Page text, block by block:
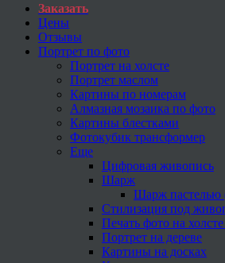
Заказать
Цены
Отзывы
Портрет по фото
Портрет на холсте
Портрет маслом
Картины по номерам
Алмазная мозаика по фото
Картины блестками
Фотокубик трансформер
Еще
Цифровая живопись
Шарж
Шарж пастелью
Стилизация под
Печать фото на
Портрет на дереве
Картины на досках